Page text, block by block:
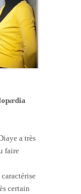
ædia
a très
faire
certain